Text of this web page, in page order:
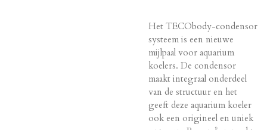
Het TECObody-condensor
systeem is een nieuwe
mijlpaal voor aquarium
koelers. De condensor
maakt integraal onderdeel
van de structuur en het
geeft deze aquarium koeler
ook een origineel en uniek